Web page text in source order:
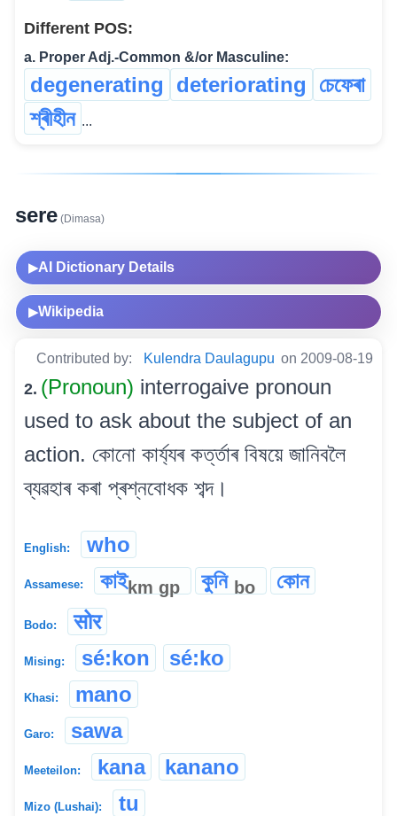
Different POS:
a. Proper Adj.-Common &/or Masculine:
degenerating deteriorating
চেফেৰা
শ্ৰীহীন ...
sere (Dimasa)
▶AI Dictionary Details
▶Wikipedia
Contributed by: Kulendra Daulagupu on 2009-08-19
2. (Pronoun) interrogaive pronoun
used to ask about the subject of an
action. কোনো কাৰ্য্যৰ কৰ্ত্তাৰ বিষয়ে জানিবলৈ
ব্যৱহাৰ কৰা প্ৰশ্নবোধক শব্দ।
English: who
Assamese: কাইkm gp কুনি bo কোন
Bodo: सोर
Mising: sé:kon sé:ko
Khasi: mano
Garo: sawa
Meeteilon: kana kanano
Mizo (Lushai): tu